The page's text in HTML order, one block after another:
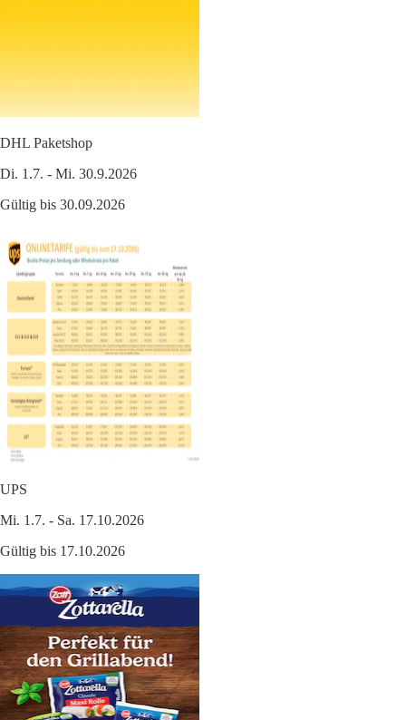
DHL Paketshop
Di. 1.7. - Mi. 30.9.2026
Gültig bis 30.09.2026
UPS
Mi. 1.7. - Sa. 17.10.2026
Gültig bis 17.10.2026